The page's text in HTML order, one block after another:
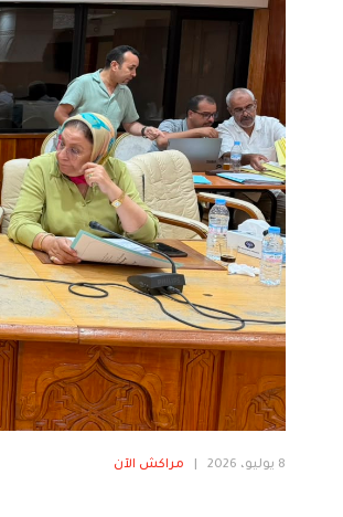
8 يوليو، 2026 مراكش الآن